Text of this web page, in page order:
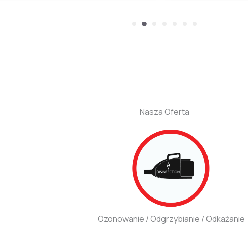
Nasza Oferta
Ozonowanie / Odgrzybianie / Odkażanie